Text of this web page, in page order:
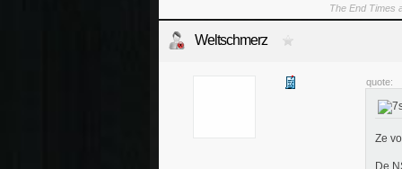
The End Times
Weltschmerz
quote:
Ze
De